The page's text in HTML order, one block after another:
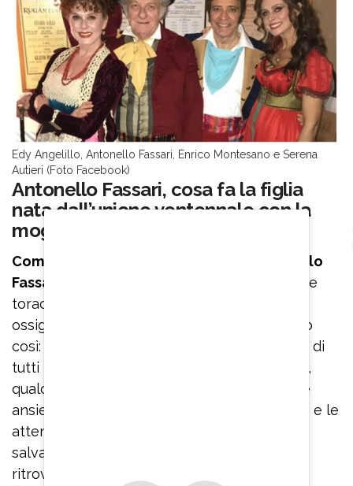
Edy Angelillo, Antonello Fassari, Enrico Montesano e Serena
Autieri (Foto Facebook)
Antonello Fassari, cosa fa la figlia
nata dall’unione ventennale con la
moglie
Come se non bastasse, da tempo, Antonello
Fassari soffriva di angina pectoris
, un dolore
toracico legato ad una insufficiente
ossigenazione del cuore che aveva descritto
così: “Stavo male, non riuscivo a fare le cose di
tutti i giorni. Sentivo come una carpa dentro,
qualcosa che mi mordeva. Ero divorato dalle
ansie. Però fortunatamente le cure mediche e le
attenzioni di persone preparate mi hanno
salvato la vita”. La star de “I Cesaroni” aveva
ritrovato la serenità sentimentale grazie a